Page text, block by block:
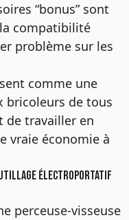
“bonus” sont
compatibilité
problème sur les
comme une
bricoleurs de tous
de travailler en
vraie économie à
électroportatif
perceuse-visseuse